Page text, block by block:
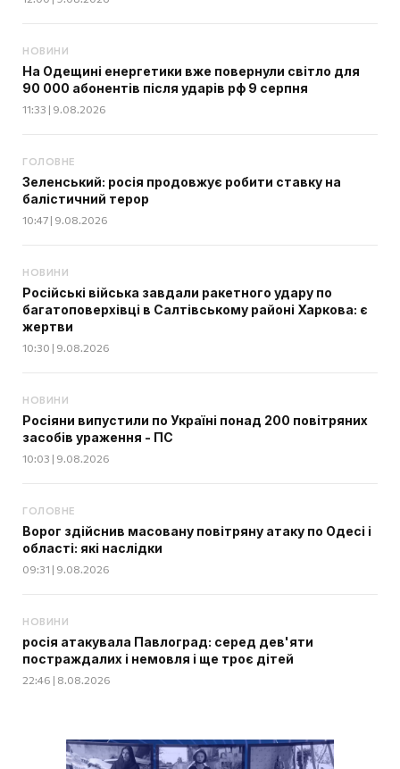
НОВИНИ
На Одещині енергетики вже повернули світло для
90 000 абонентів після ударів рф 9 серпня
11:33 | 9.08.2026
ГОЛОВНЕ
Зеленський: росія продовжує робити ставку на
балістичний терор
10:47 | 9.08.2026
НОВИНИ
Російські війська завдали ракетного удару по
багатоповерхівці в Салтівському районі Харкова: є
жертви
10:30 | 9.08.2026
НОВИНИ
Росіяни випустили по Україні понад 200 повітряних
засобів ураження - ПС
10:03 | 9.08.2026
ГОЛОВНЕ
Ворог здійснив масовану повітряну атаку по Одесі і
області: які наслідки
09:31 | 9.08.2026
НОВИНИ
росія атакувала Павлоград: серед дев'яти
постраждалих і немовля і ще троє дітей
22:46 | 8.08.2026